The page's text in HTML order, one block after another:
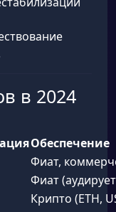
в 2024
Обеспечение
Фиат,
Фиат
Крипто (ETH,